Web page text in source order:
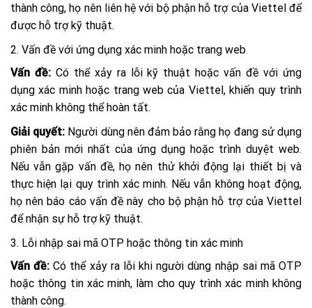
thành công, họ nên liên hệ với bộ phận hỗ trợ của Viettel để
được hỗ trợ kỹ thuật.
2. Vấn đề với ứng dụng xác minh hoặc trang web
Vấn đề: Có thể xảy ra lỗi kỹ thuật hoặc vấn đề với ứng
dụng xác minh hoặc trang web của Viettel, khiến quy trình
xác minh không thể hoàn tất.
Giải quyết: Người dùng nên đảm bảo rằng họ đang sử dụng
phiên bản mới nhất của ứng dụng hoặc trình duyệt web.
Nếu vẫn gặp vấn đề, họ nên thử khởi động lại thiết bị và
thực hiện lại quy trình xác minh. Nếu vẫn không hoạt động,
họ nên báo cáo vấn đề này cho bộ phận hỗ trợ của Viettel
để nhận sự hỗ trợ kỹ thuật.
3. Lỗi nhập sai mã OTP hoặc thông tin xác minh
Vấn đề:Có thể xảy ra lỗi khi người dùng nhập sai mã OTP
hoặc thông tin xác minh, làm cho quy trình xác minh không
thành công.